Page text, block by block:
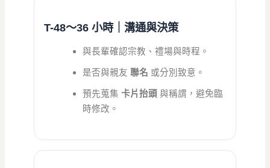
T-48〜36 小時｜溝通與決策
與長輩確認宗教、禮場與時程。
是否與親友聯名 或分別致意。
預先蒐集卡片抬頭 與稱謂，避免臨
時修改。